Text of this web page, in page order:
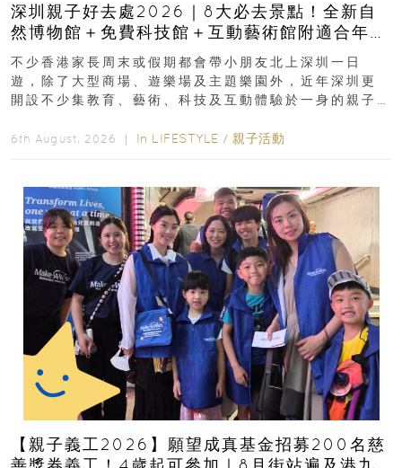
深圳親子好去處2026｜8大必去景點！全新自
然博物館＋免費科技館＋互動藝術館附適合年
齡、交通、門票、開放時間
不少香港家長周末或假期都會帶小朋友北上深圳一日
遊，除了大型商場、遊樂場及主題樂園外，近年深圳更
開設不少集教育、藝術、科技及互動體驗於一身的親子
6th August, 2026 ｜ In LIFESTYLE / 親子活動
【親子義工2026】願望成真基金招募200名慈